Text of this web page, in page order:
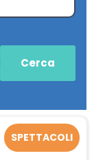
SPETTACOLI